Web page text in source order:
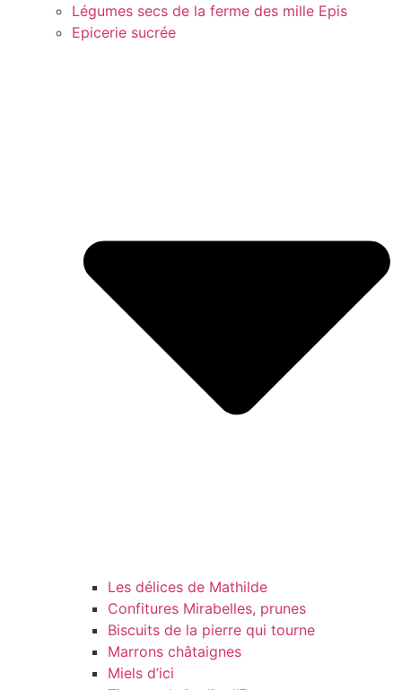
Légumes secs de la ferme des mille Epis
Epicerie sucrée
Les délices de Mathilde
Confitures Mirabelles, prunes
Biscuits de la pierre qui tourne
Marrons châtaignes
Miels d’ici